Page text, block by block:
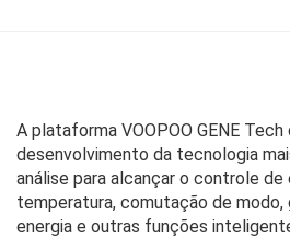
A plataforma VOOPOO GENE
desenvolvimento da tecnologia
análise para alcançar o controle
temperatura, comutação de modo,
energia e outras funções